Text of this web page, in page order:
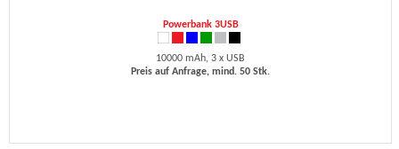
Powerbank 3USB
10000 mAh, 3 x USB
Preis auf Anfrage, mind. 50 Stk.